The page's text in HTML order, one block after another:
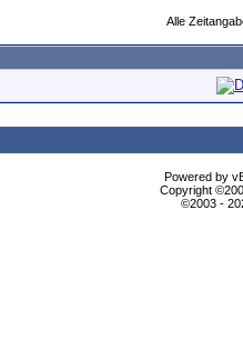
Alle
Powered by
Copyright
©2003 -